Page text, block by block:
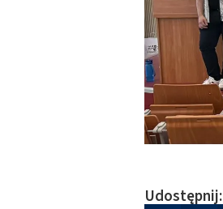
Udostępnij: